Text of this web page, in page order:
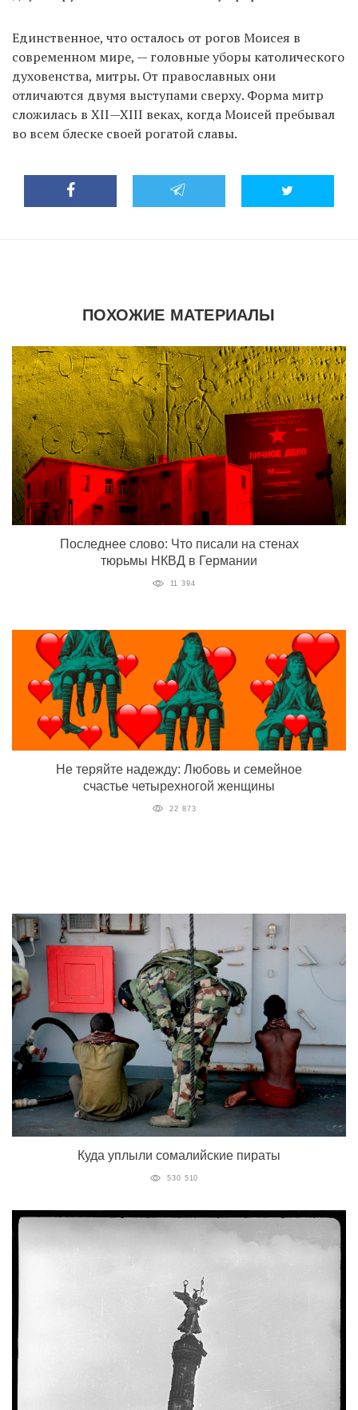
Единственное, что осталось от рогов Моисея в
современном мире, — головные уборы католического
духовенства, митры. От православных они
отличаются двумя выступами сверху. Форма митр
сложилась в XII—XIII веках, когда Моисей пребывал
во всем блеске своей рогатой славы.
ПОХОЖИЕ МАТЕРИАЛЫ
Последнее слово: Что писали на стенах
тюрьмы НКВД в Германии
11 394
Не теряйте надежду: Любовь и семейное
счастье четырехногой женщины
22 873
Куда уплыли сомалийские пираты
530 510